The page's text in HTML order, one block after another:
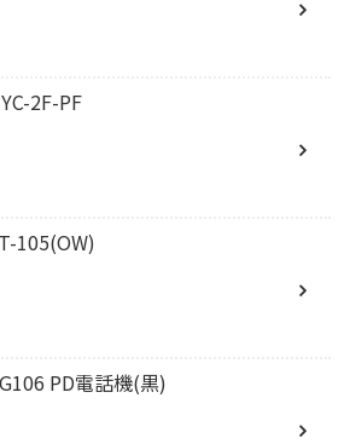
2F-PF
105(OW)
PD電話機(黒)